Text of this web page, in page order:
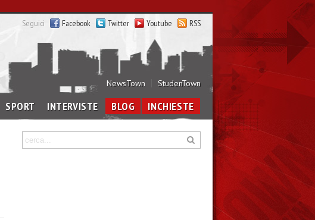
Seguici Facebook Twitter Youtube RSS
NewsTown StudenTown
SPORT INTERVISTE BLOG INCHIESTE